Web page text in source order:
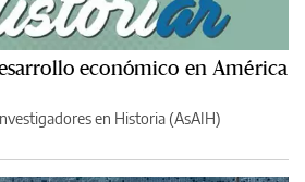
económico en América
en Historia (AsAIH)